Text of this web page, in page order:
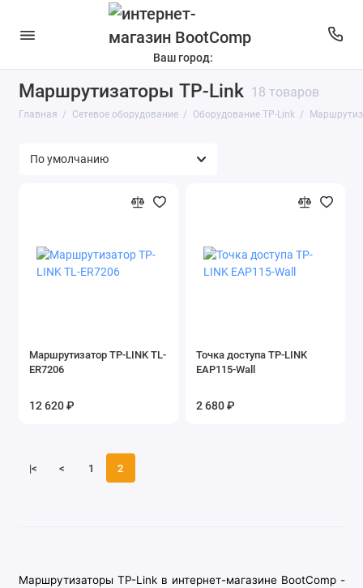
Ваш город:
Маршрутизаторы TP-Link 18 товаров
Главная Сетевое оборудование Оборудование TP-Link
Оборудование ASUS
Оборудование AMATEK
Оборудование D-Link
Оборудование Hikvision
Оборудование Mikrotik
Маршрутизатор TP-LINK TL-
ER7206
12 620 ₽
Точка доступа TP-LINK
EAP115-Wall
2 680 ₽
|< < 1 2
Маршрутизаторы TP-Link в интернет-магазине BootComp -